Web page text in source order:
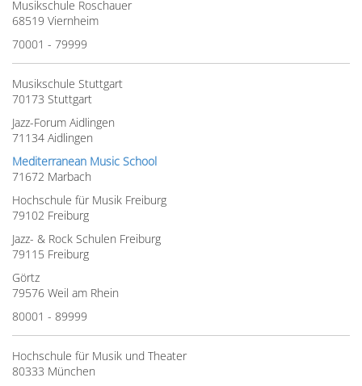
Musikschule Roschauer
68519 Viernheim
70001 - 79999
Musikschule Stuttgart
70173 Stuttgart
Jazz-Forum Aidlingen
71134 Aidlingen
Mediterranean Music School
71672 Marbach
Hochschule für Musik Freiburg
79102 Freiburg
Jazz- & Rock Schulen Freiburg
79115 Freiburg
Görtz
79576 Weil am Rhein
80001 - 89999
Hochschule für Musik und Theater
80333 München